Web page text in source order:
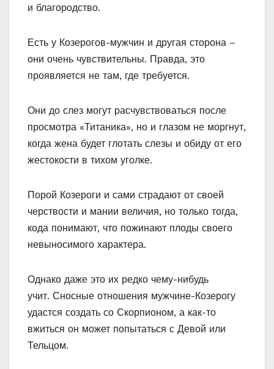
и благородство.
Есть у Козерогов-мужчин и другая сторона –
они очень чувствительны. Правда, это
проявляется не там, где требуется.
Они до слез могут расчувствоваться после
просмотра «Титаника», но и глазом не моргнут,
когда жена будет глотать слезы и обиду от его
жестокости в тихом уголке.
Порой Козероги и сами страдают от своей
черствости и мании величия, но только тогда,
кода понимают, что пожинают плоды своего
невыносимого характера.
Однако даже это их редко чему-нибудь
учит. Сносные отношения мужчине-Козерогу
удастся создать со Скорпионом, а как-то
вжиться он может попытаться с Девой или
Тельцом.